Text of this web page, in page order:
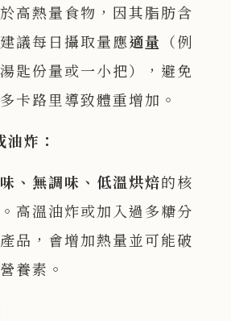
高熱量食物，因其脂肪含
議每日攝取量應適量 （例
匙份量或一小把），避免
卡路里導致體重增加。
炸：
、無調味、低溫烘焙的核
高溫油炸或加入過多糖分
品，會增加熱量並可能破
養素。